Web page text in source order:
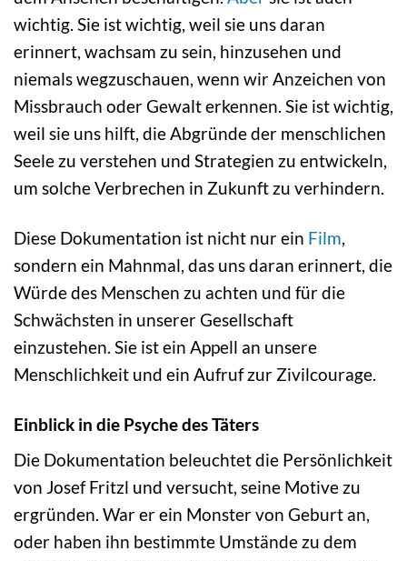
wichtig. Sie ist wichtig, weil sie uns daran
erinnert, wachsam zu sein, hinzusehen und
niemals wegzuschauen, wenn wir Anzeichen von
Missbrauch oder Gewalt erkennen. Sie ist wichtig,
weil sie uns hilft, die Abgründe der menschlichen
Seele zu verstehen und Strategien zu entwickeln,
um solche Verbrechen in Zukunft zu verhindern.
Diese Dokumentation ist nicht nur ein Film
sondern ein Mahnmal, das uns daran erinnert, die
Würde des Menschen zu achten und für die
Schwächsten in unserer Gesellschaft
einzustehen. Sie ist ein Appell an unsere
Menschlichkeit und ein Aufruf zur Zivilcourage.
Einblick in die Psyche des Täters
Die Dokumentation beleuchtet die Persönlichkeit
von Josef Fritzl und versucht, seine Motive zu
ergründen. War er ein Monster von Geburt an,
oder haben ihn bestimmte Umstände zu dem